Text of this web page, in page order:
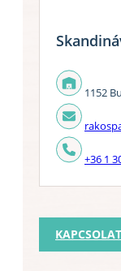
KAPCSOLAT
1152
+36 1